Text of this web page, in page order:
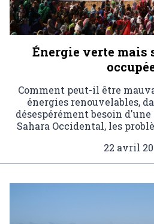
Énergie verte mais
Comment peut-il être
énergies renouvelables,
désespérément besoin
Sahara Occidental, les
22 avril